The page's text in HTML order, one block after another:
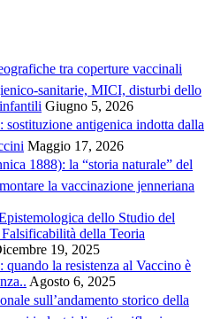
tra coperture vaccinali
sanitarie, MICI, disturbi dello
Giugno 5, 2026
sostituzione antigenica indotta dalla
Maggio 17, 2026
1888): la “storia naturale” del
la vaccinazione jenneriana
dello Studio del
della Teoria
19, 2025
la resistenza al Vaccino è
Agosto 6, 2025
sull’andamento storico della